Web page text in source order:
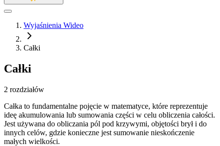
Wyjaśnienia Wideo
Całki
Całki
2 rozdziałów
Całka to fundamentalne pojęcie w matematyce, które reprezentuje
ideę akumulowania lub sumowania części w celu obliczenia całości.
Jest używana do obliczania pól pod krzywymi, objętości brył i do
innych celów, gdzie konieczne jest sumowanie nieskończenie
małych wielkości.